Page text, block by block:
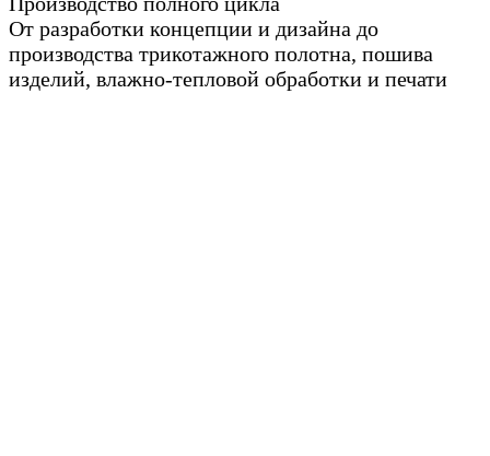
От разработки концепции и дизайна до
производства трикотажного полотна, пошива
изделий, влажно-тепловой обработки и печати